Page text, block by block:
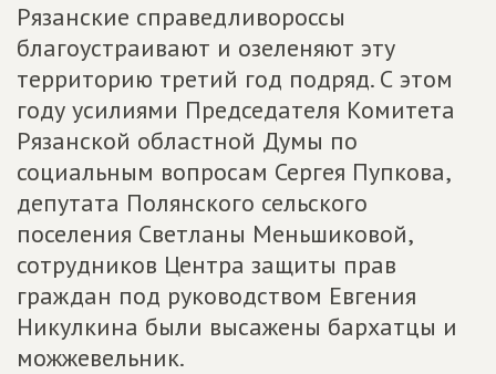
Рязанские справедливороссы
благоустраивают и озеленяют эту
территорию третий год подряд. С этом
году усилиями Председателя Комитета
Рязанской областной Думы по
социальным вопросам Сергея Пупкова,
депутата Полянского сельского
поселения Светланы Меньшиковой,
сотрудников Центра защиты прав
граждан под руководством Евгения
Никулкина были высажены бархатцы и
можжевельник.